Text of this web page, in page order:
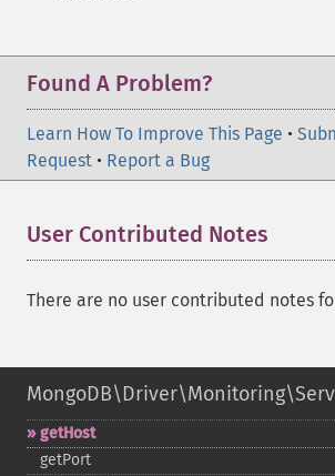
Found A Problem?
Learn How To Improve This Page •
Request • Report a Bug
User Contributed Notes
There are no user contributed notes
getHost
getPort